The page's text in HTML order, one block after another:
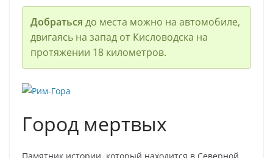
Добраться до места можно на автомобиле,
двигаясь на запад от Кисловодска на
протяжении 18 километров.
Город мертвых
Памятник истории, который находится в Северной